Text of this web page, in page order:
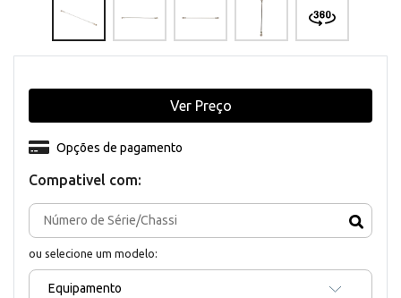
Compativel com:
ou selecione um modelo:
Equipamento
Opções de pagamento
Ver Preço